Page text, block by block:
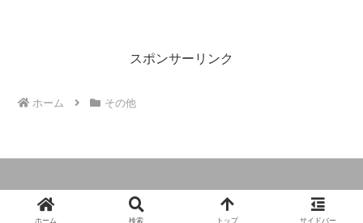
の蒔絵には、宗達の絵画の影響が強く見られます。17世紀初頭に
が京都で活躍し、琳派の様式を確立しました。宗達は、
て新しい表現を生み出しました。宗達の絵画は、当時の貴族や武家に
人気を博し、琳派は有力な画派としての地位を確立しました。
人物であり、琳派を代表する画家の一人として知られています。
スポンサーリンク
ホーム その他
© 2024 建築用語と関係法令の説明.
ホーム 検索 トップ サイドバー